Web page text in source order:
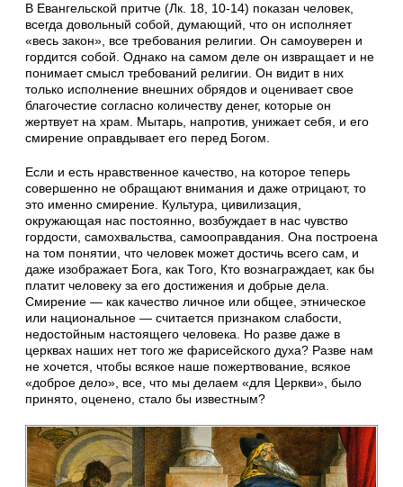
В Евангельской притче (Лк. 18, 10-14) показан человек,
всегда довольный собой, думающий, что он исполняет
«весь закон», все требования религии. Он самоуверен и
гордится собой. Однако на самом деле он извращает и не
понимает смысл требований религии. Он видит в них
только исполнение внешних обрядов и оценивает свое
благочестие согласно количеству денег, которые он
жертвует на храм. Мытарь, напротив, унижает себя, и его
смирение оправдывает его перед Богом.
Если и есть нравственное качество, на которое теперь
совершенно не обращают внимания и даже отрицают, то
это именно смирение. Культура, цивилизация,
окружающая нас постоянно, возбуждает в нас чувство
гордости, самохвальства, самооправдания. Она построена
на том понятии, что человек может достичь всего сам, и
даже изображает Бога, как Того, Кто вознаграждает, как бы
платит человеку за его достижения и добрые дела.
Смирение — как качество личное или общее, этническое
или национальное — считается признаком слабости,
недостойным настоящего человека. Но разве даже в
церквах наших нет того же фарисейского духа? Разве нам
не хочется, чтобы всякое наше пожертвование, всякое
«доброе дело», все, что мы делаем «для Церкви», было
принято, оценено, стало бы известным?